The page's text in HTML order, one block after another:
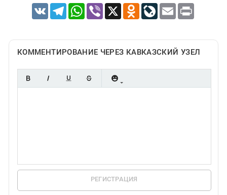
VK TelegramWhatsApp
Viber X Odnoklassniki
LiveJournal
Email Print
КОММЕНТИРОВАНИЕ ЧЕРЕЗ КАВКАЗСКИЙ УЗЕЛ
РЕГИСТРАЦИЯ